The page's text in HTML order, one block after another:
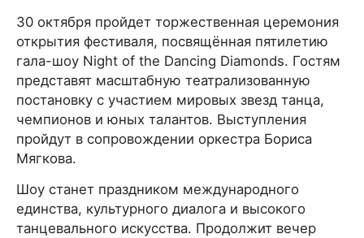
30 октября пройдет торжественная церемония
открытия фестиваля, посвящённая пятилетию
гала-шоу Night of the Dancing Diamonds. Гостям
представят масштабную театрализованную
постановку с участием мировых звезд танца,
чемпионов и юных талантов. Выступления
пройдут в сопровождении оркестра Бориса
Мягкова.
Шоу станет праздником международного
единства, культурного диалога и высокого
танцевального искусства. Продолжит вечер